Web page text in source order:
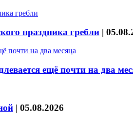
праздника гребли |
ещё почти на два
| 05.08.2026